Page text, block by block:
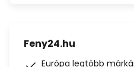
Feny24.hu
Európa legtöbb